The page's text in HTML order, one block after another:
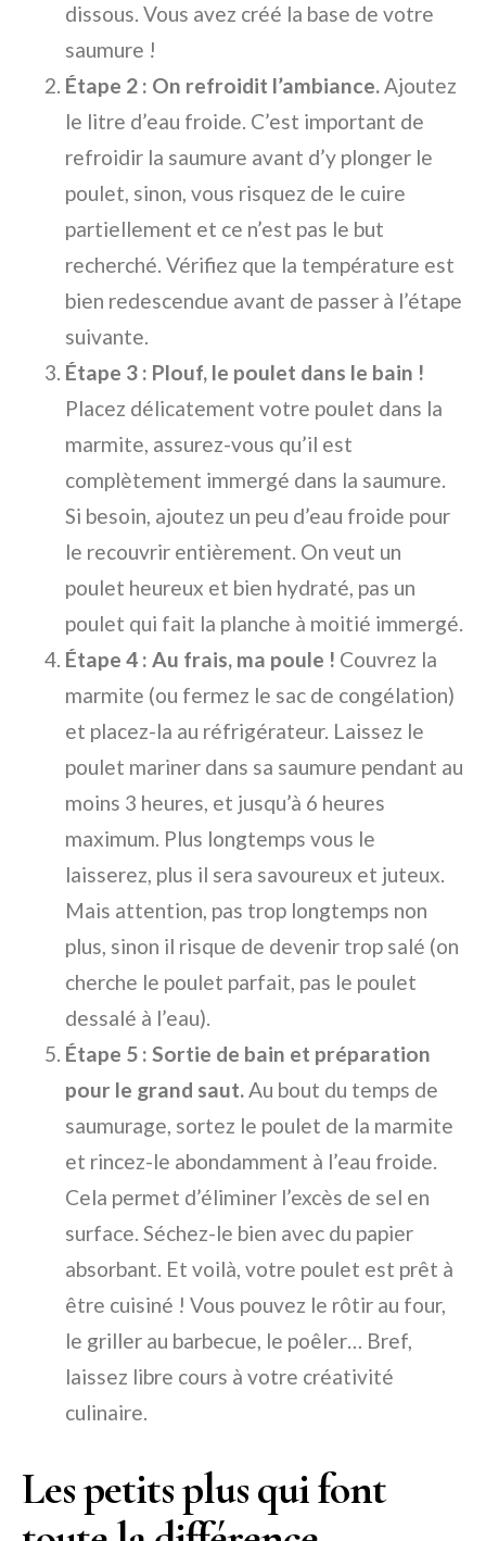
dissous. Vous avez créé la base de votre
saumure !
Étape 2 : On refroidit l’ambiance.Ajoutez
le litre d’eau froide. C’est important de
refroidir la saumure avant d’y plonger le
poulet, sinon, vous risquez de le cuire
partiellement et ce n’est pas le but
recherché. Vérifiez que la température est
bien redescendue avant de passer à l’étape
suivante.
Étape 3 : Plouf, le poulet dans le bain !
Placez délicatement votre poulet dans la
marmite, assurez-vous qu’il est
complètement immergé dans la saumure.
Si besoin, ajoutez un peu d’eau froide pour
le recouvrir entièrement. On veut un
poulet heureux et bien hydraté, pas un
poulet qui fait la planche à moitié immergé.
Étape 4 : Au frais, ma poule ! Couvrez la
marmite (ou fermez le sac de congélation)
et placez-la au réfrigérateur. Laissez le
poulet mariner dans sa saumure pendant au
moins 3 heures, et jusqu’à 6 heures
maximum. Plus longtemps vous le
laisserez, plus il sera savoureux et juteux.
Mais attention, pas trop longtemps non
plus, sinon il risque de devenir trop salé (on
cherche le poulet parfait, pas le poulet
dessalé à l’eau).
Étape 5 : Sortie de bain et préparation
pour le grand saut.Au bout du temps de
saumurage, sortez le poulet de la marmite
et rincez-le abondamment à l’eau froide.
Cela permet d’éliminer l’excès de sel en
surface. Séchez-le bien avec du papier
absorbant. Et voilà, votre poulet est prêt à
être cuisiné ! Vous pouvez le rôtir au four,
le griller au barbecue, le poêler… Bref,
laissez libre cours à votre créativité
culinaire.
Les petits plus qui font